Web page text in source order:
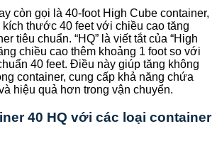
còn gọi là 40-foot High Cube container,
kích thước 40 feet với chiều cao tăng
tiêu chuẩn. “HQ” là viết tắt của “High
chiều cao thêm khoảng 1 foot so với
40 feet. Điều này giúp tăng không
container, cung cấp khả năng chứa
hiệu quả hơn trong vận chuyển.
40 HQ với các loại container